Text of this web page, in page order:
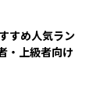
すめ人気ラン
・上級者向け